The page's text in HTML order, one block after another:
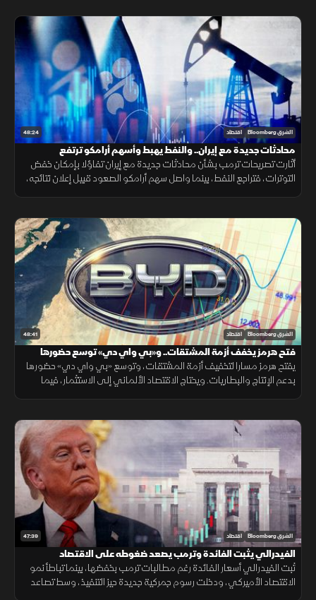
48:24 الشرق Bloomberg اقتصاد
محادثات جديدة مع إيران.. والنفط يهبط وأسهم أرامكو ترتفع
أثارت تصريحات ترمب بشأن محادثات جديدة مع إيران تفاؤلا بإمكان خفض
التوترات، فتراجع النفط، بينما واصل سهم أرامكو الصعود قبيل إعلان نتائجه،
48:41 الشرق Bloomberg اقتصاد
فتح هرمز يخفف أزمة المشتقات.. و«بي واي دي» توسع حضورها
يفتح هرمز مسارا لتخفيف أزمة المشتقات، وتوسع «بي واي دي» حضورها
بدعم الإنتاج والبطاريات. ويحتاج الاقتصاد الألماني إلى الاستثمار، فيما
47:39 الشرق Bloomberg اقتصاد
الفيدرالي يثبت الفائدة وترمب يصعد ضغوطه على الاقتصاد
ثبت الفيدرالي أسعار الفائدة رغم مطالبات ترمب بخفضها، بينما تباطأ نمو
الاقتصاد الأميركي، ودخلت رسوم جمركية جديدة حيز التنفيذ، وسط تصاعد